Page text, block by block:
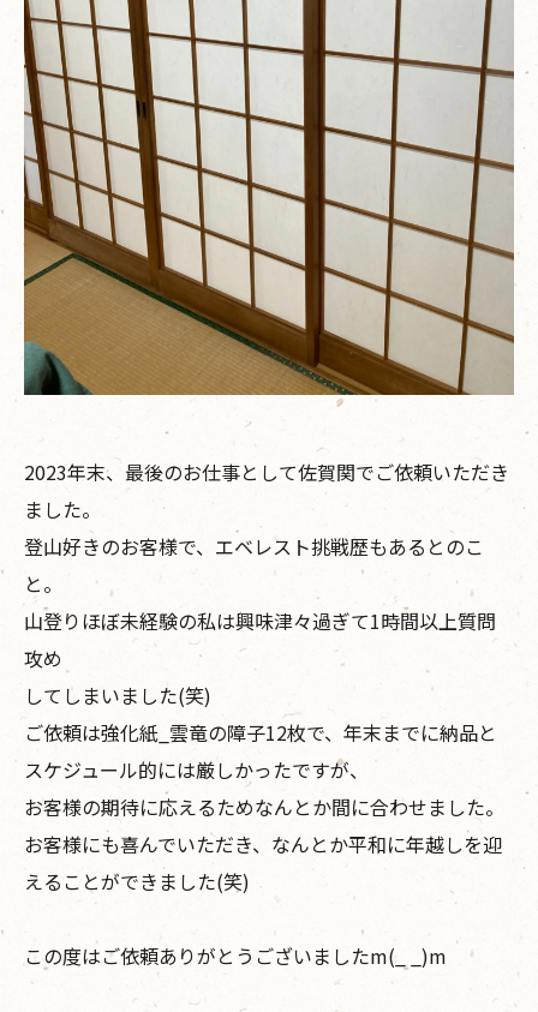
2023年末、最後のお仕事として佐賀関でご依頼いただき
ました。
登山好きのお客様で、エベレスト挑戦歴もあるとのこ
と。
山登りほぼ未経験の私は興味津々過ぎて1時間以上質問
攻め
してしまいました(笑)
ご依頼は強化紙_雲竜の障子12枚で、年末までに納品と
スケジュール的には厳しかったですが、
お客様の期待に応えるためなんとか間に合わせました。
お客様にも喜んでいただき、なんとか平和に年越しを迎
えることができました(笑)
この度はご依頼ありがとうございましたm(_ _)m